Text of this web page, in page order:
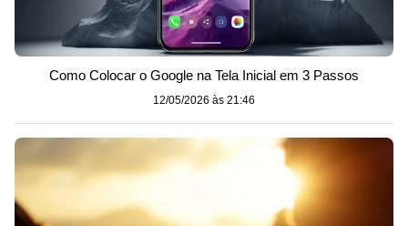
Como Colocar o Google na Tela Inicial em 3 Passos
12/05/2026 às 21:46